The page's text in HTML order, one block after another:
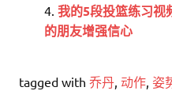
我的5段投篮练习
的朋友增强信心
tagged with 乔丹 动作 姿